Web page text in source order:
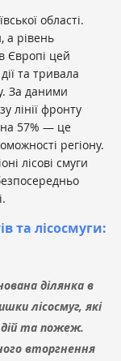
області.
а рівень
Європі цей
та тривала
За даними
лінії фронту
на 57% — це
регіону.
лісові смуги
та лісосмуги:
ділянка в
лісосмуг, які
дій та пожеж.
вторгнення